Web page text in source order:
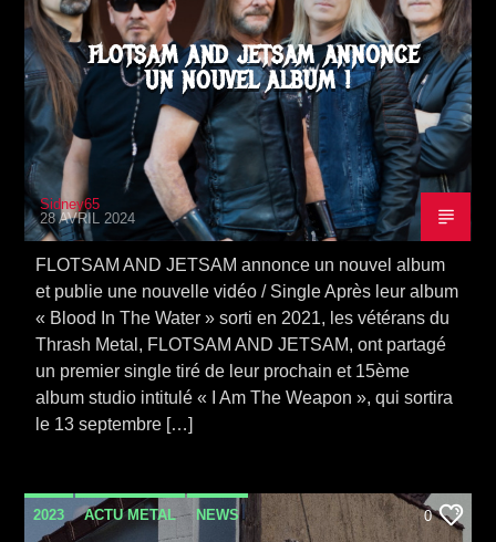
FLOTSAM AND JETSAM ANNONCE
UN NOUVEL ALBUM !
Sidney65
28 AVRIL 2024
FLOTSAM AND JETSAM annonce un nouvel album
et publie une nouvelle vidéo / Single Après leur album
« Blood In The Water » sorti en 2021, les vétérans du
Thrash Metal, FLOTSAM AND JETSAM, ont partagé
un premier single tiré de leur prochain et 15ème
album studio intitulé « I Am The Weapon », qui sortira
le 13 septembre […]
2023 ACTU METAL NEWS 0